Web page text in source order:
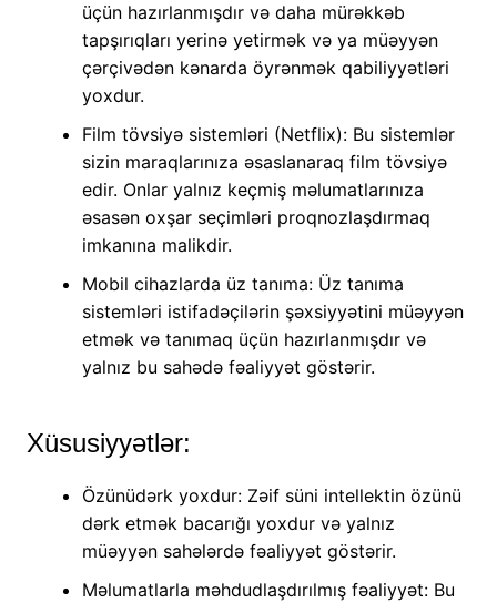
üçün hazırlanmışdır və daha mürəkkəb
tapşırıqları yerinə yetirmək və ya müəyyən
çərçivədən kənarda öyrənmək qabiliyyətləri
yoxdur.
Film tövsiyə sistemləri (Netflix): Bu sistemlər
sizin maraqlarınıza əsaslanaraq film tövsiyə
edir. Onlar yalnız keçmiş məlumatlarınıza
əsasən oxşar seçimləri proqnozlaşdırmaq
imkanına malikdir.
Mobil cihazlarda üz tanıma: Üz tanıma
sistemləri istifadəçilərin şəxsiyyətini müəyyən
etmək və tanımaq üçün hazırlanmışdır və
yalnız bu sahədə fəaliyyət göstərir.
Xüsusiyyətlər:
Özünüdərk yoxdur: Zəif süni intellektin özünü
dərk etmək bacarığı yoxdur və yalnız
müəyyən sahələrdə fəaliyyət göstərir.
Məlumatlarla məhdudlaşdırılmış fəaliyyət: Bu